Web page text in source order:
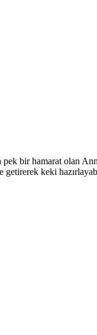
bir hamarat olan
getirerek keki